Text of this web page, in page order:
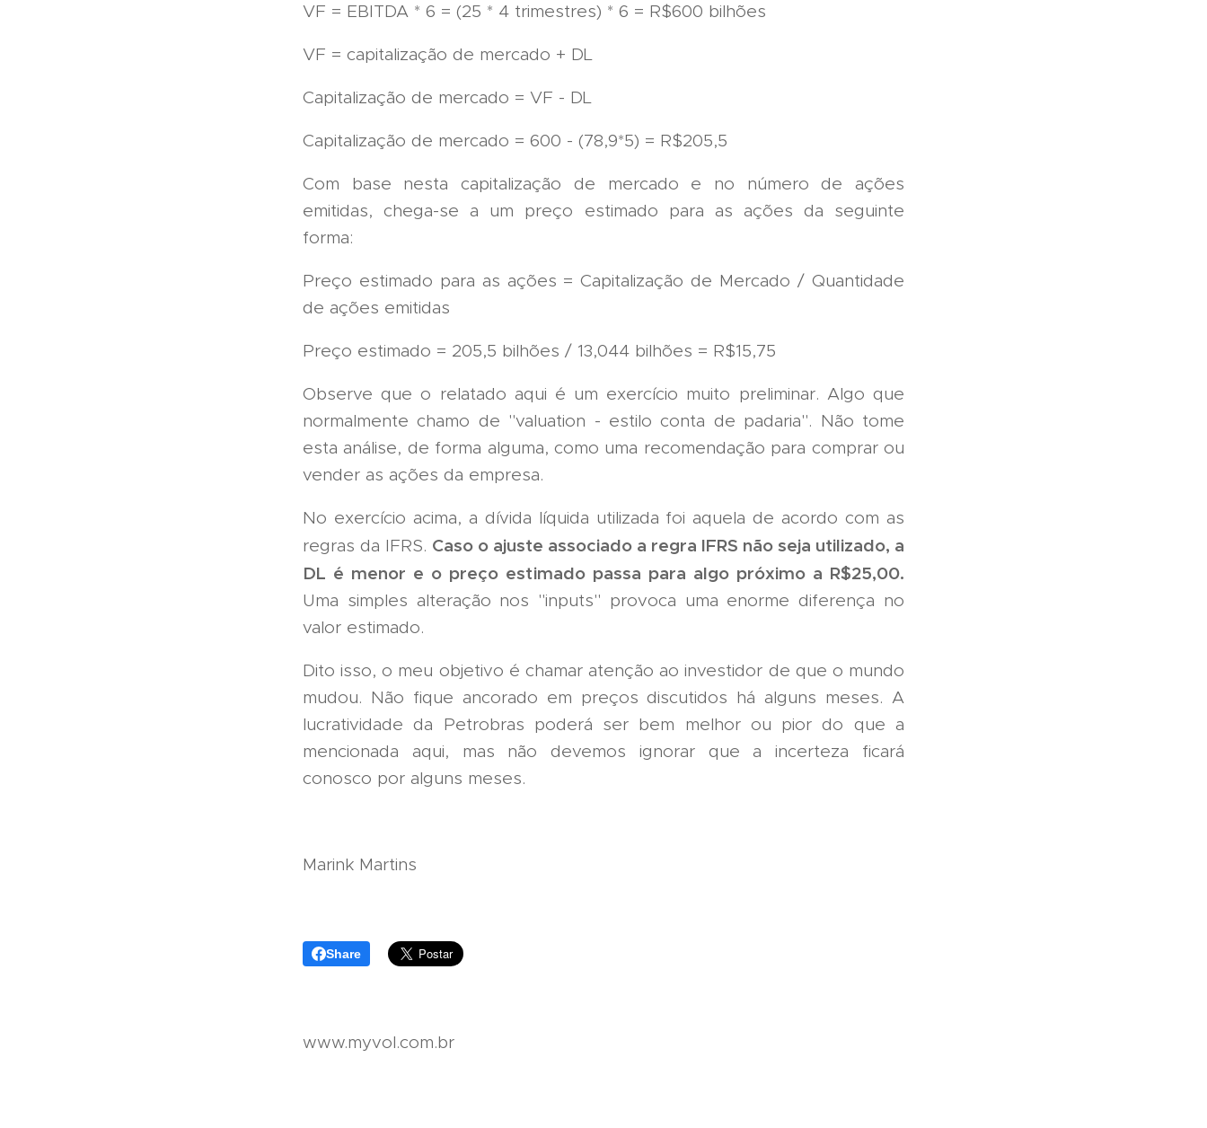
VF = EBITDA * 6 = (25 * 4 trimestres) * 6 = R$600 bilhões
VF = capitalização de mercado + DL
Capitalização de mercado = VF - DL
Capitalização de mercado = 600 - (78,9*5) = R$205,5
Com base nesta capitalização de mercado e no número de ações
emitidas, chega-se a um preço estimado para as ações da seguinte
forma:
Preço estimado para as ações = Capitalização de Mercado / Quantidade
de ações emitidas
Preço estimado = 205,5 bilhões / 13,044 bilhões = R$15,75
Observe que o relatado aqui é um exercício muito preliminar. Algo que
normalmente chamo de "valuation - estilo conta de padaria". Não tome
esta análise, de forma alguma, como uma recomendação para comprar ou
vender as ações da empresa.
No exercício acima, a dívida líquida utilizada foi aquela de acordo com as
regras da IFRS. Caso o ajuste associado a regra IFRS não seja utilizado, a
DL é menor e o preço estimado passa para algo próximo a R$25,00.
Uma simples alteração nos "inputs" provoca uma enorme diferença no
valor estimado.
Dito isso, o meu objetivo é chamar atenção ao investidor de que o mundo
mudou. Não fique ancorado em preços discutidos há alguns meses. A
lucratividade da Petrobras poderá ser bem melhor ou pior do que a
mencionada aqui, mas não devemos ignorar que a incerteza ficará
conosco por alguns meses.
Marink Martins
Share
www.myvol.com.br